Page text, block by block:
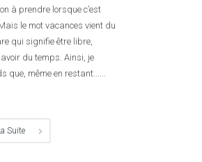
à prendre lorsque c’est
le mot vacances vient du
qui signifie être libre,
avoir du temps. Ainsi, je
que, même en restant......
Suite